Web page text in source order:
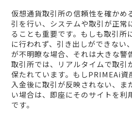
仮想通貨取引所の信頼性を確かめ
引を行い、システムや取引が正常
ることも重要です。もしも取引所
に行われず、引き出しができない
が不明瞭な場合、それは大きな警
取引所では、リアルタイムで取引
保たれています。もしPRIMEAi資
入金後に取引が反映されない、ま
い場合は、即座にそのサイトを利
です。